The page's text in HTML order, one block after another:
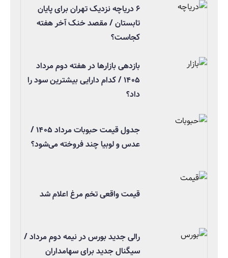
۶ دریاچه نزدیک تهران برای پایان
تابستان / مقصد خنک آخر هفته
کجاست؟
بازدهی بازارها در هفته دوم مرداد
۱۴۰۵ / کدام دارایی بیشترین سود را
داد؟
جدول قیمت حبوبات مرداد ۱۴۰۵ /
عدس و لوبیا چند فروخته می‌شود؟
قیمت واقعی تخم مرغ اعلام شد
رالی جدید بورس در نیمه دوم مرداد /
سیگنال جدید برای سهامداران